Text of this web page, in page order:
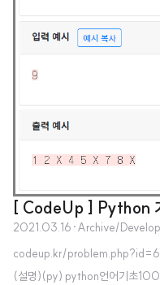
[ CodeUp ] Python
2021.03.16 ·Archive/Develop
codeup.kr/
(설명)(py) python언어기초100